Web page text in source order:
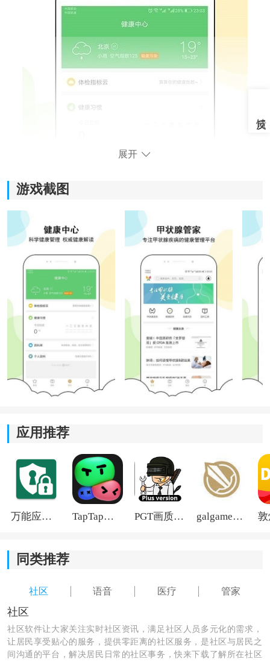
《甲状腺管家》软件亮点：
*为甲状腺疾病患者提供专业的健康管理服务。
*科学健康管理模块，帮助用户实时了解自身健康状况，
做出合理的健康决策。
*提供医疗搜索功能，方便地寻找相关健康资讯和医疗知
*用药提醒功能可以帮助患者按时用药，防止漏服或错服
药物，提高治疗效果。
展开
游戏截图
应用推荐
万能应用隐藏 TapTap国际版2026 PGT画质助手旧版 galgame游戏盒子2026
同类推荐
社区 语音 医疗 管家
社区
社区软件让大家关注实时社区资讯，满足社区人员多元化的需求，
让居民享受贴心的服务，提供零距离的社区服务，是社区与居民之
间沟通的平台，解决居民日常的社区事务，快来下载了解所在社区